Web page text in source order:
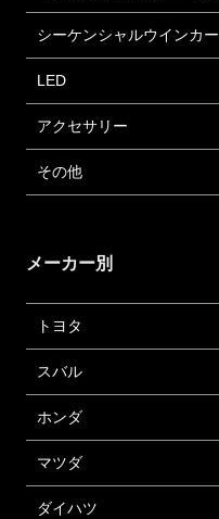
シーケンシャルウインカー
LED
アクセサリー
その他
メーカー別
トヨタ
スバル
ホンダ
マツダ
ダイハツ